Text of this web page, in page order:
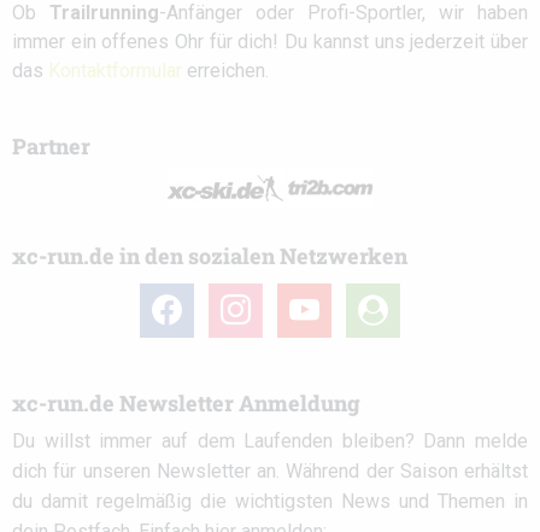
Ob Trailrunning-Anfänger oder Profi-Sportler, wir haben
immer ein offenes Ohr für dich! Du kannst uns jederzeit über
das Kontaktformular erreichen.
Partner
xc-run.de in den sozialen Netzwerken
facebook instagramyoutube
user-
circle
xc-run.de Newsletter Anmeldung
Du willst immer auf dem Laufenden bleiben? Dann melde
dich für unseren Newsletter an. Während der Saison erhältst
du damit regelmäßig die wichtigsten News und Themen in